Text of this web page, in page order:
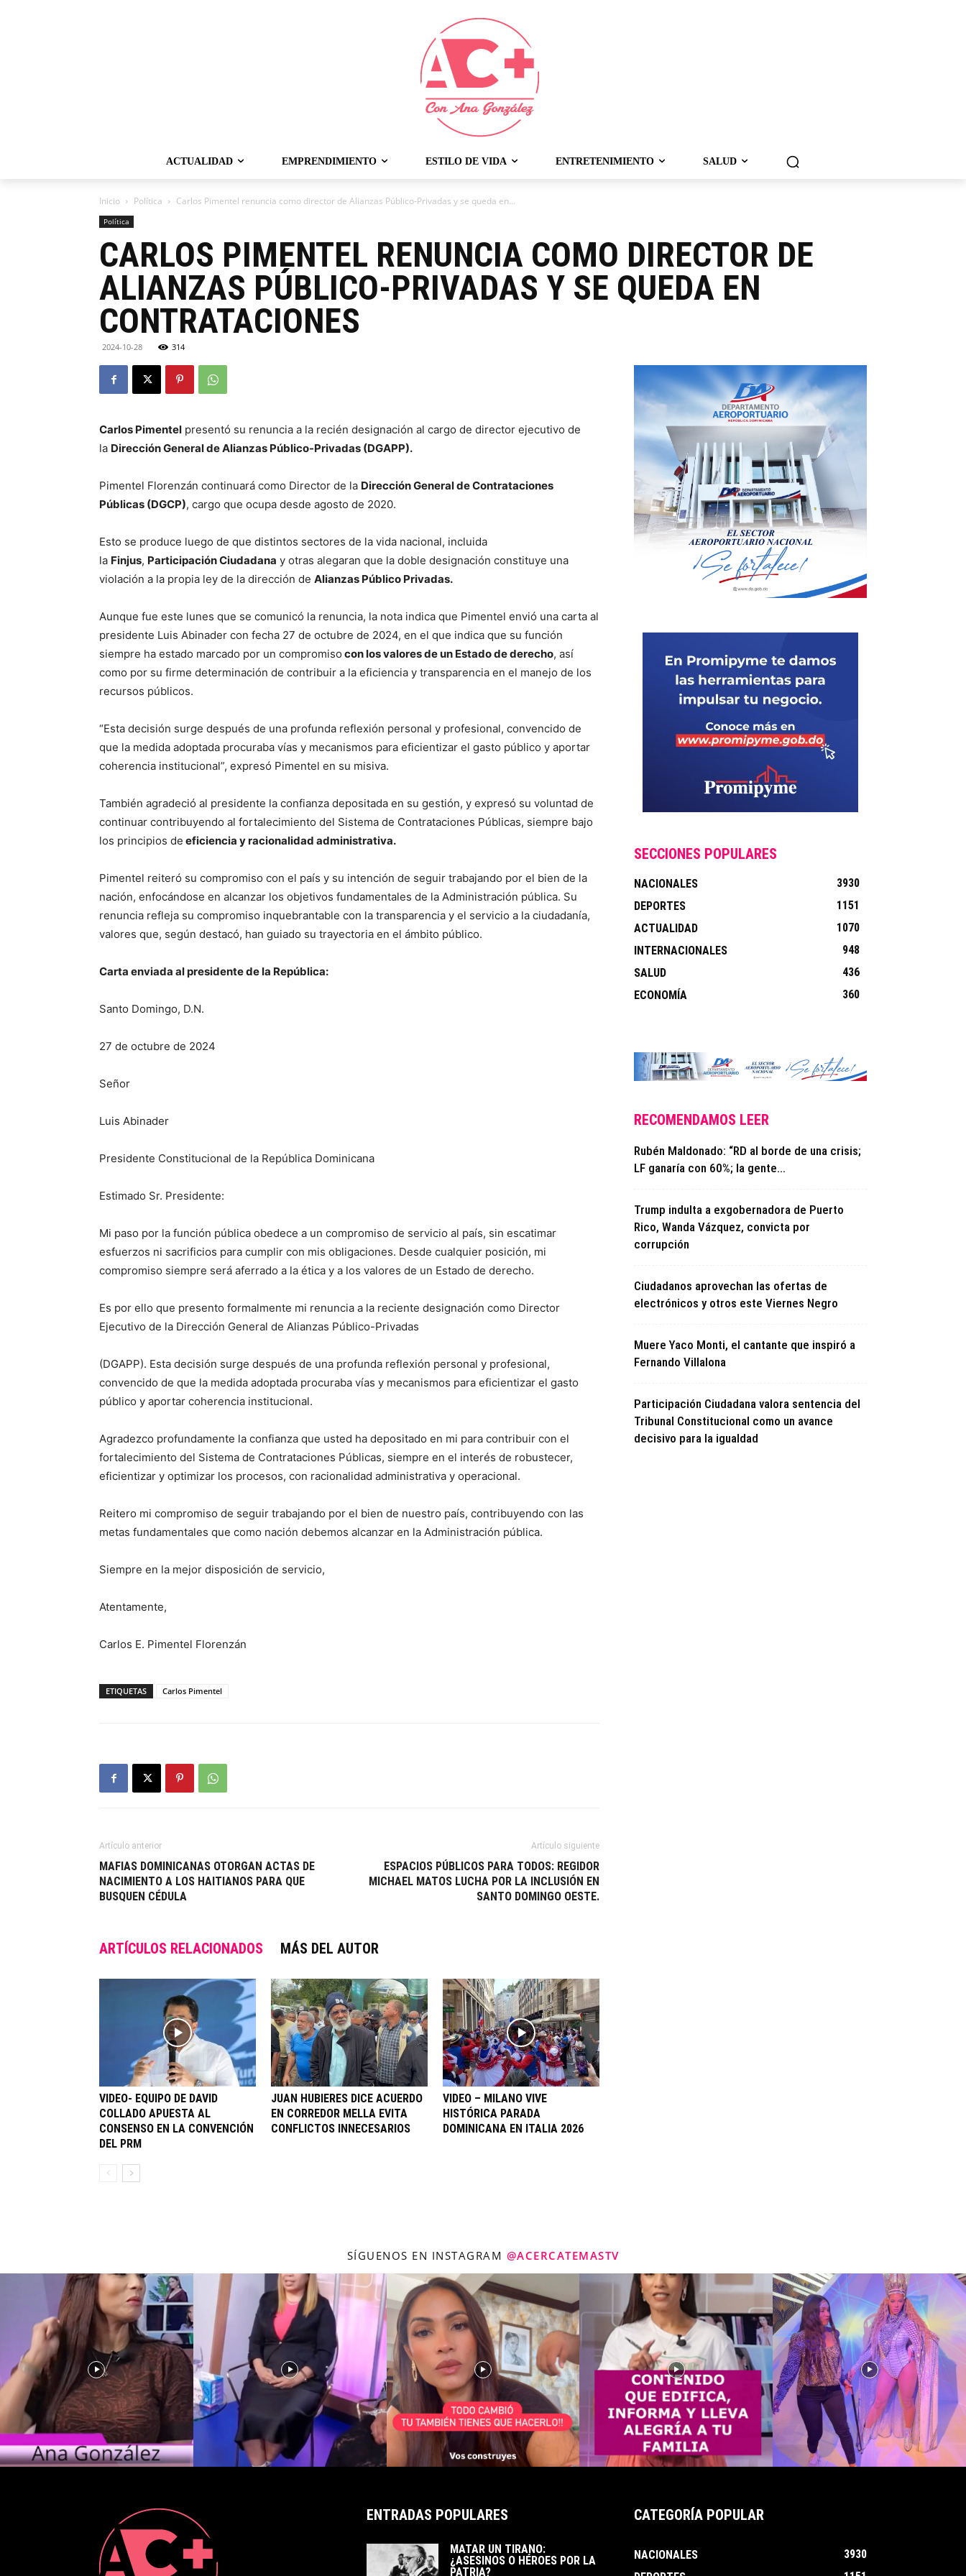
ACTUALIDAD EMPRENDIMIENTO ESTILO DE VIDA ENTRETENIMIENTO SALUD
Inicio Política Carlos Pimentel renuncia como director de Alianzas Público-Privadas y se queda en...
Política
CARLOS PIMENTEL RENUNCIA COMO DIRECTOR DE
ALIANZAS PÚBLICO-PRIVADAS Y SE QUEDA EN
CONTRATACIONES
2024-10-28 314
Carlos Pimentel presentó su renuncia a la recién designación al cargo de director ejecutivo de
la Dirección General de Alianzas Público-Privadas (DGAPP).
Pimentel Florenzán continuará como Director de la Dirección General de Contrataciones
Públicas (DGCP), cargo que ocupa desde agosto de 2020.
Esto se produce luego de que distintos sectores de la vida nacional, incluida
la Finjus, Participación Ciudadana y otras alegaran que la doble designación constituye una
violación a la propia ley de la dirección de Alianzas Público Privadas.
Aunque fue este lunes que se comunicó la renuncia, la nota indica que Pimentel envió una carta al
presidente Luis Abinader con fecha 27 de octubre de 2024, en el que indica que su función
siempre ha estado marcado por un compromiso con los valores de un Estado de derecho, así
como por su firme determinación de contribuir a la eficiencia y transparencia en el manejo de los
recursos públicos.
“Esta decisión surge después de una profunda reflexión personal y profesional, convencido de
que la medida adoptada procuraba vías y mecanismos para eficientizar el gasto público y aportar
coherencia institucional”, expresó Pimentel en su misiva.
También agradeció al presidente la confianza depositada en su gestión, y expresó su voluntad de
continuar contribuyendo al fortalecimiento del Sistema de Contrataciones Públicas, siempre bajo
los principios de eficiencia y racionalidad administrativa.
Pimentel reiteró su compromiso con el país y su intención de seguir trabajando por el bien de la
nación, enfocándose en alcanzar los objetivos fundamentales de la Administración pública. Su
renuncia refleja su compromiso inquebrantable con la transparencia y el servicio a la ciudadanía,
valores que, según destacó, han guiado su trayectoria en el ámbito público.
Carta enviada al presidente de la República:
Santo Domingo, D.N.
27 de octubre de 2024
Señor
Luis Abinader
Presidente Constitucional de la República Dominicana
Estimado Sr. Presidente:
Mi paso por la función pública obedece a un compromiso de servicio al país, sin escatimar
esfuerzos ni sacrificios para cumplir con mis obligaciones. Desde cualquier posición, mi
compromiso siempre será aferrado a la ética y a los valores de un Estado de derecho.
Es por ello que presento formalmente mi renuncia a la reciente designación como Director
Ejecutivo de la Dirección General de Alianzas Público-Privadas
(DGAPP). Esta decisión surge después de una profunda reflexión personal y profesional,
convencido de que la medida adoptada procuraba vías y mecanismos para eficientizar el gasto
público y aportar coherencia institucional.
Agradezco profundamente la confianza que usted ha depositado en mi para contribuir con el
fortalecimiento del Sistema de Contrataciones Públicas, siempre en el interés de robustecer,
eficientizar y optimizar los procesos, con racionalidad administrativa y operacional.
Reitero mi compromiso de seguir trabajando por el bien de nuestro país, contribuyendo con las
metas fundamentales que como nación debemos alcanzar en la Administración pública.
Siempre en la mejor disposición de servicio,
Atentamente,
Carlos E. Pimentel Florenzán
ETIQUETAS Carlos Pimentel
Artículo anterior
MAFIAS DOMINICANAS OTORGAN ACTAS DE
NACIMIENTO A LOS HAITIANOS PARA QUE
BUSQUEN CÉDULA
Artículo siguiente
ESPACIOS PÚBLICOS PARA TODOS: REGIDOR
MICHAEL MATOS LUCHA POR LA INCLUSIÓN EN
SANTO DOMINGO OESTE.
ARTÍCULOS RELACIONADOS MÁS DEL AUTOR
VIDEO- EQUIPO DE DAVID
COLLADO APUESTA AL
CONSENSO EN LA CONVENCIÓN
DEL PRM
JUAN HUBIERES DICE ACUERDO
EN CORREDOR MELLA EVITA
CONFLICTOS INNECESARIOS
VIDEO – MILANO VIVE
HISTÓRICA PARADA
DOMINICANA EN ITALIA 2026
SECCIONES POPULARES
NACIONALES
3930
DEPORTES
1151
ACTUALIDAD
1070
INTERNACIONALES
948
SALUD
436
ECONOMÍA
360
RECOMENDAMOS LEER
Rubén Maldonado: “RD al borde de una crisis;
LF ganaría con 60%; la gente...
Trump indulta a exgobernadora de Puerto
Rico, Wanda Vázquez, convicta por
corrupción
Ciudadanos aprovechan las ofertas de
electrónicos y otros este Viernes Negro
Muere Yaco Monti, el cantante que inspiró a
Fernando Villalona
Participación Ciudadana valora sentencia del
Tribunal Constitucional como un avance
decisivo para la igualdad
SÍGUENOS EN INSTAGRAM @ACERCATEMASTV
ENTRADAS POPULARES
MATAR UN TIRANO:
¿ASESINOS O HÉROES POR LA
PATRIA?
CATEGORÍA POPULAR
NACIONALES
3930